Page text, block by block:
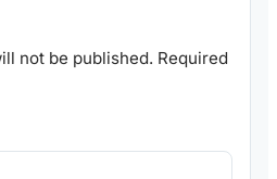
not be published. Required